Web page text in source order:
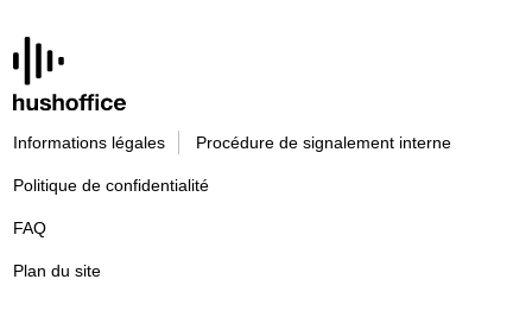
Informations légales Procédure de signalement interne
Politique de confidentialité
FAQ
Plan du site